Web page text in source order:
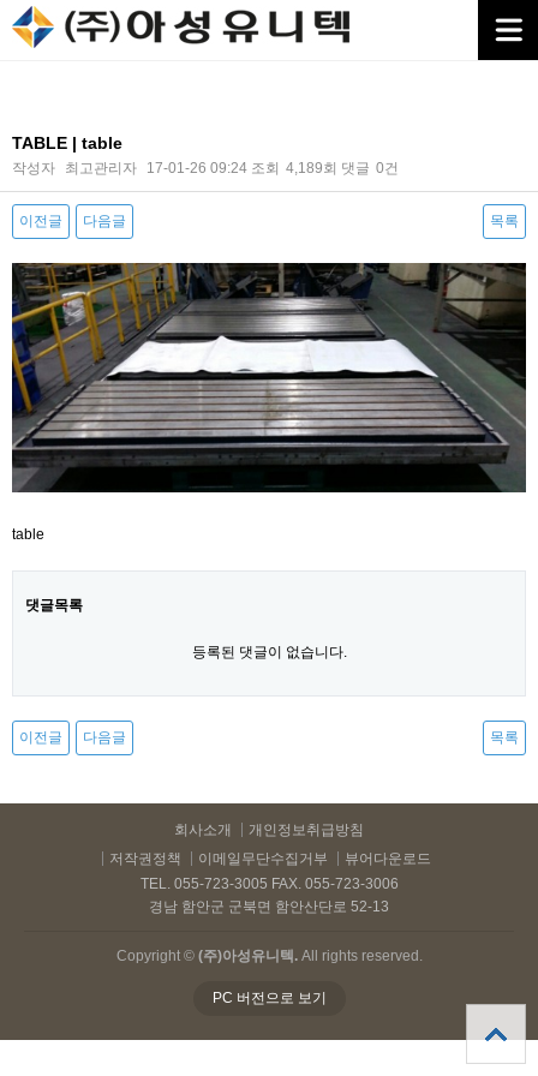
TABLE | table
작성자 최고관리자 17-01-26 09:24 조회 4,189회 댓글 0건
이전글 다음글 목록
본문
table
댓글목록
등록된 댓글이 없습니다.
이전글 다음글 목록
회사소개
개인정보취급방침
저작권정책
이메일무단수집거부
뷰어다운로드
TEL. 055-723-3005 FAX. 055-723-3006
경남 함안군 군북면 함안산단로 52-13
Copyright © (주)아성유니텍.All rights reserved.
PC 버전으로 보기